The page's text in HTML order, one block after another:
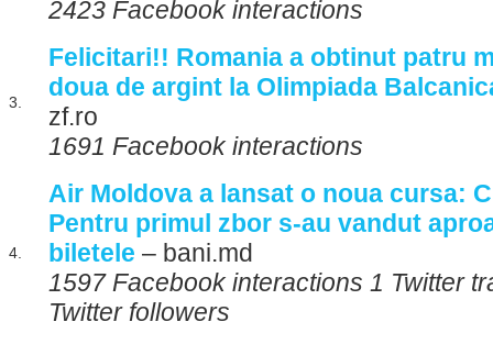
2423 Facebook interactions
3.
Felicitari!! Romania a obtinut patru
doua de argint la Olimpiada
zf.ro
1691 Facebook interactions
4.
Air Moldova a lansat o noua cursa:
Pentru primul zbor s-au vandut
biletele – bani.md
1597 Facebook interactions 1 Twitter
Twitter followers